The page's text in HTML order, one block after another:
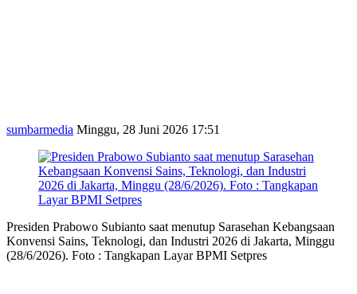
sumbarmedia Minggu, 28 Juni 2026 17:51
Presiden Prabowo Subianto saat menutup Sarasehan Kebangsaan
Konvensi Sains, Teknologi, dan Industri 2026 di Jakarta, Minggu
(28/6/2026). Foto : Tangkapan Layar BPMI Setpres